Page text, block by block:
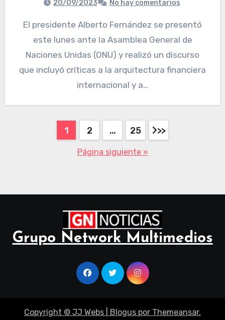
20/09/2023 No hay comentarios
El presidente Alberto Fernández se presentó
este lunes ante la Asamblea General de
Naciones Unidas (ONU) y realizó un discurso
que incluyó críticas a la arquitectura financiera
internacional y a…
1 2 … 25
Página siguiente »
Grupo Network Multimedios
Copyright © JJ Webs Blogus por Themeansar.